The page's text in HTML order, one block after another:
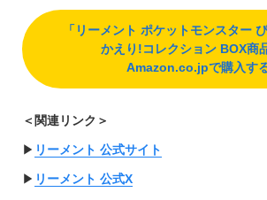
「リーメント ポケットモンスター
かえり!コレクション BOX商
Amazon.co.jpで購入す
＜関連リンク＞
▶︎ リーメント 公式サイト
▶︎ リーメント 公式X